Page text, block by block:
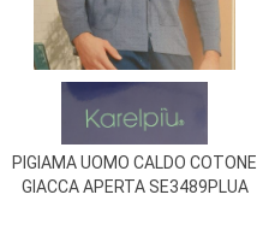
PIGIAMA UOMO CALDO COTONE
GIACCA APERTA SE3489PLUA